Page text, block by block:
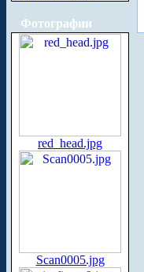
Фотографии
red_head.jpg
Scan0005.jpg